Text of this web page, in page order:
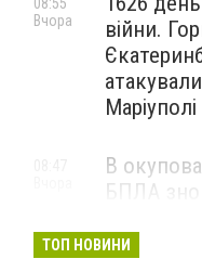
війни.
Маріуполі
Вчора
В
БПЛА
— ВІДЕО
ТОП НОВИНИ